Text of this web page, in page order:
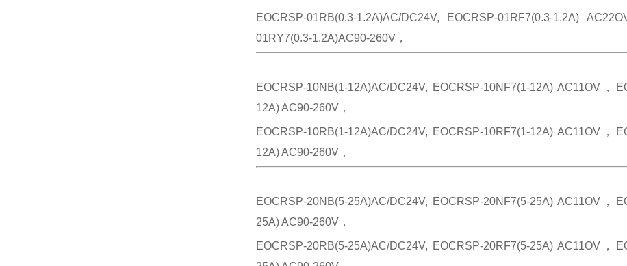
EOCRSP-01RB(0.3-1.2A)AC/DC24V, EOCRSP-01RF7(0.3-1.2A)
01RY7(0.3-1.2A)AC90-260V，
EOCRSP-10NB(1-12A)AC/DC24V, EOCRSP-10NF7(1-12A) AC11OV，
12A) AC90-260V，
EOCRSP-10RB(1-12A)AC/DC24V, EOCRSP-10RF7(1-12A) AC11OV，
12A) AC90-260V，
EOCRSP-20NB(5-25A)AC/DC24V, EOCRSP-20NF7(5-25A) AC11OV，
25A) AC90-260V，
EOCRSP-20RB(5-25A)AC/DC24V, EOCRSP-20RF7(5-25A) AC11OV，